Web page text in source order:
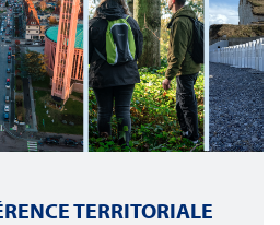
TERRITORIALE